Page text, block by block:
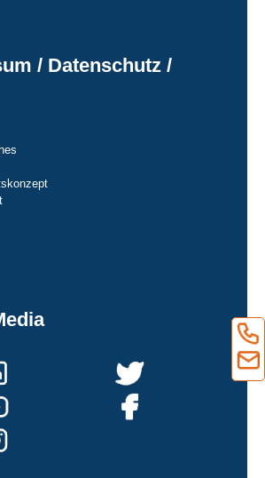
/ Datenschutz /